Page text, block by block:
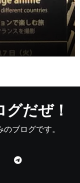
だぜ！
ブログです。